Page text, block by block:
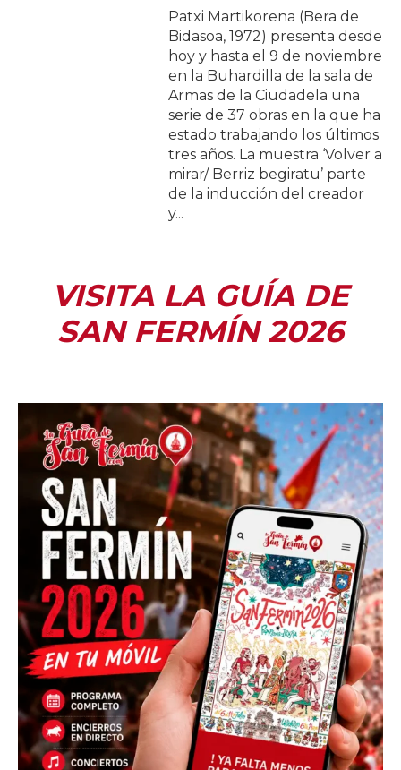
Patxi Martikorena (Bera de
Bidasoa, 1972) presenta desde
hoy y hasta el 9 de noviembre
en la Buhardilla de la sala de
Armas de la Ciudadela una
serie de 37 obras en la que ha
estado trabajando los últimos
tres años. La muestra ‘Volver a
mirar/ Berriz begiratu’ parte
de la inducción del creador
y...
VISITA LA GUÍA DE
SAN FERMÍN 2026